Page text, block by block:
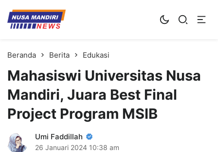
Kampus Digital Bisnis
Universitas Nusa Mandiri
Beranda Berita Edukasi
Mahasiswi Universitas Nusa
Mandiri, Juara Best Final
Project Program MSIB
Umi Faddillah
26 Januari 2024 10:38 am